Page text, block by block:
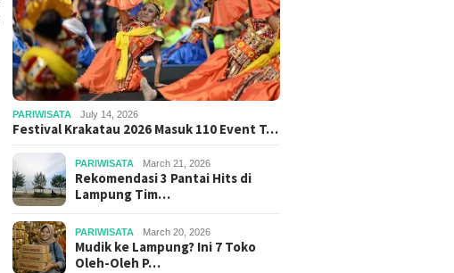
PARIWISATA July 14, 2026
Festival Krakatau 2026 Masuk 110 Event T…
PARIWISATA March 21, 2026
Rekomendasi 3 Pantai Hits di
Lampung Tim…
PARIWISATA March 20, 2026
Mudik ke Lampung? Ini 7 Toko
Oleh-Oleh P…